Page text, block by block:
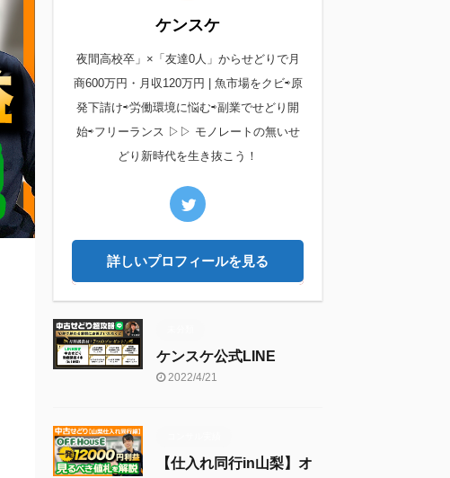
ケンスケ
夜間高校卒」×「友達0人」からせどりで月
商600万円・月収120万円 | 魚市場をクビ⇨原
発下請け⇨労働環境に悩む⇨副業でせどり開
始⇨フリーランス ▷▷ モノレートの無いせ
どり新時代を生き抜こう！
詳しいプロフィールを見る
ケンスケ公式LINE
2022/4/21
【仕入れ同行in山梨】オ